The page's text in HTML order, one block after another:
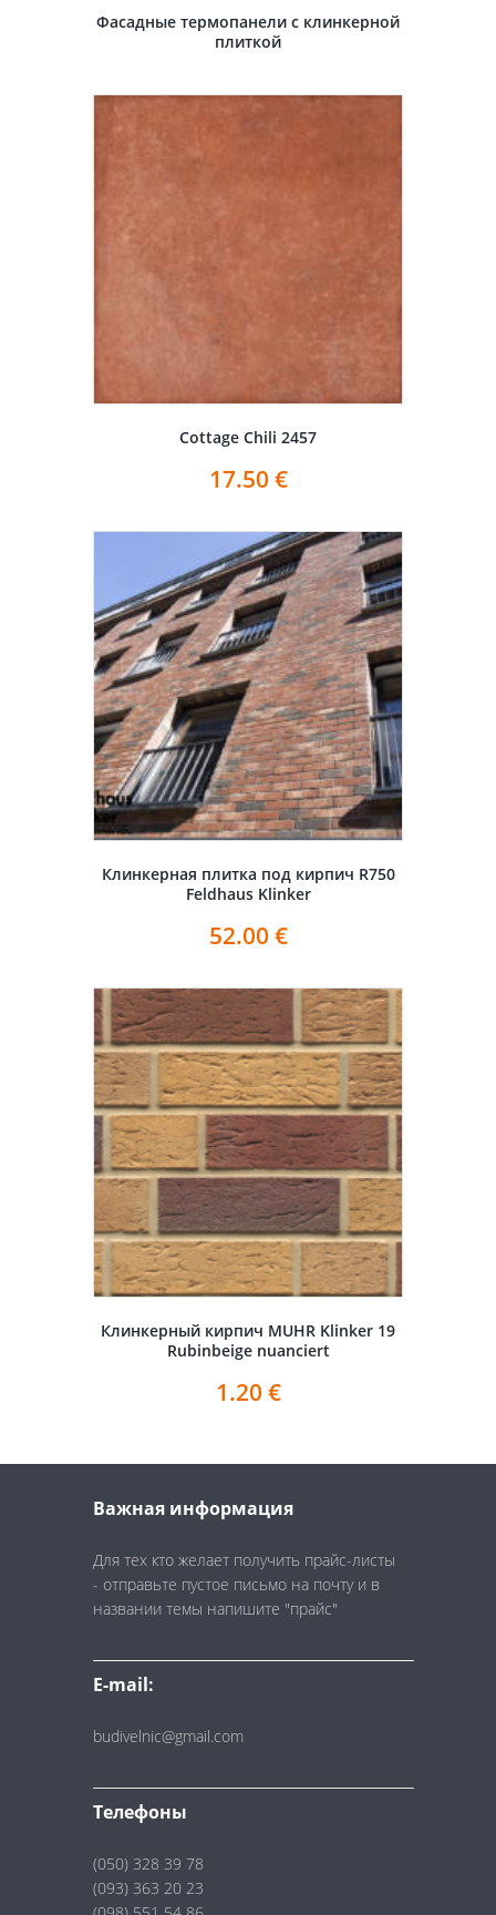
Фасадные термопанели с клинкерной
плиткой
Cottage Chili 2457
17.50 €
Клинкерная плитка под кирпич R750
Feldhaus Klinker
52.00 €
Клинкерный кирпич MUHR Klinker 19
Rubinbeige nuanciert
1.20 €
Важная информация
Для тех кто желает получить прайс-листы
- отправьте пустое письмо на почту и в
названии темы напишите "прайс"
E-mail:
budivelnic@gmail.com
Телефоны
(050) 328 39 78
(093) 363 20 23